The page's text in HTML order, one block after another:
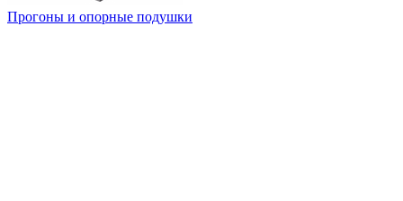
Прогоны и опорные подушки